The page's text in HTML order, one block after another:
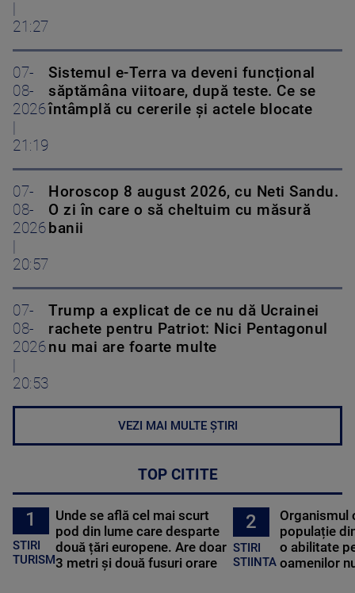
21:27
07-
08-
2026
21:19
Sistemul e-Terra va deveni funcțional
săptămâna viitoare, după teste. Ce se
întâmplă cu cererile și actele blocate
07-
08-
2026
20:57
Horoscop 8 august 2026, cu Neti Sandu.
O zi în care o să cheltuim cu măsură
banii
07-
08-
2026
20:53
Trump a explicat de ce nu dă Ucrainei
rachete pentru Patriot: Nici Pentagonul
nu mai are foarte multe
VEZI MAI MULTE ȘTIRI
TOP CITITE
1
STIRI
TURISM
Unde se află cel mai scurt
pod din lume care desparte
două țări europene. Are doar
3 metri și două fusuri orare
2
STIRI
STIINTA
Organismul
populație
o abilitate
oamenilor